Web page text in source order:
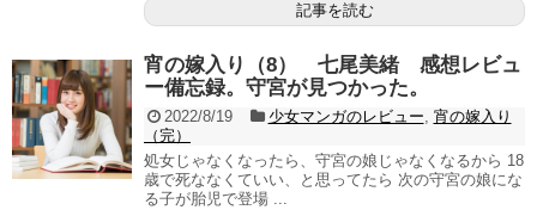
記事を読む
宵の嫁入り（8） 七尾美緒 感想レビュ
ー備忘録。守宮が見つかった。
2022/8/19 少女マンガのレビュー, 宵の嫁入り
（完）
処女じゃなくなったら、守宮の娘じゃなくなるから 18
歳で死ななくていい、と思ってたら 次の守宮の娘にな
る子が胎児で登場 ...